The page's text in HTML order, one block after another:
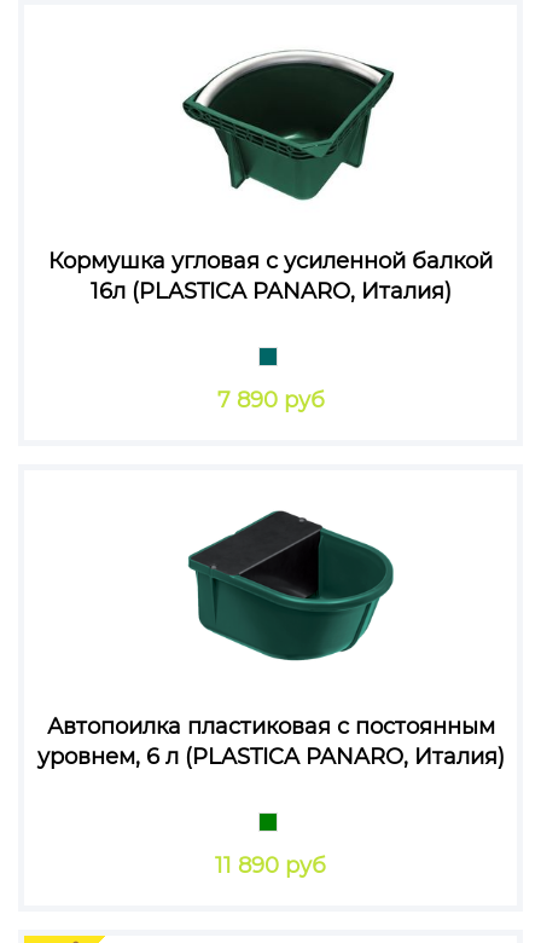
Кормушка угловая с усиленной балкой
16л (PLASTICA PANARO, Италия)
7 890 руб
Автопоилка пластиковая с постоянным
уровнем, 6 л (PLASTICA PANARO, Италия)
11 890 руб